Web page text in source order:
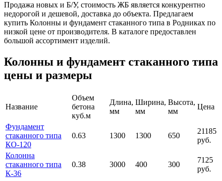
Продажа новых и Б/У, стоимость ЖБ является конкурентно
недорогой и дешевой, доставка до объекта. Предлагаем
купить Колонны и фундамент стаканного типа в Родниках по
низкой цене от производителя. В каталоге предоставлен
большой ассортимент изделий.
Колонны и фундамент стаканного типа
цены и размеры
Название
Объем
бетона
куб.м
Длина,
мм
Ширина,
мм
Высота,
мм
Цена
Фундамент
стаканного типа
КО-120
0.63 1300 1300 650
21185
руб.
Колонна
стаканного типа
К-36
0.38 3000 400 300
7125
руб.